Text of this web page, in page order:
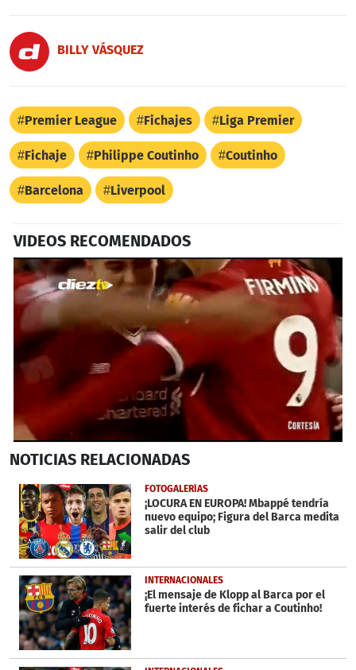
BILLY VÁSQUEZ
Premier League Fichajes Liga Premier
Fichaje Philippe Coutinho Coutinho
Barcelona Liverpool
VIDEOS RECOMENDADOS
of
seconds
NOTICIAS RELACIONADAS
FOTOGALERÍAS
¡LOCURA EN EUROPA! Mbappé tendría
nuevo equipo; Figura del Barca medita
salir del club
INTERNACIONALES
¡El mensaje de Klopp al Barca por el
fuerte interés de fichar a Coutinho!